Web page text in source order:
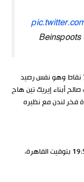
يتصدر المجموعة فريق أياكس أمستردام الهولندي برصيد 7 نقاط وهو نفس رصيد
أبناء إيريك تين هاج
فخر لندن مع نظيره
تنطلق المباراة في تمام الساعة 17:55 بتوقيت جرينيتش، 19:55 بتوقيت القاهرة،